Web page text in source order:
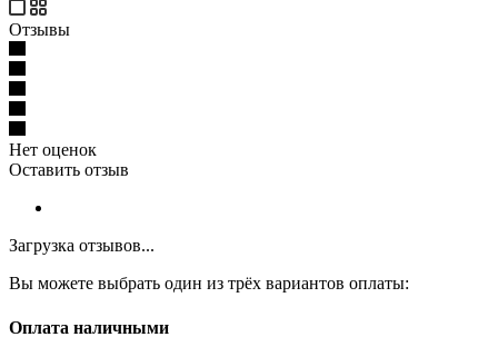
Отзывы
Нет оценок
Оставить отзыв
Загрузка отзывов...
Вы можете выбрать один из трёх вариантов оплаты:
Оплата наличными